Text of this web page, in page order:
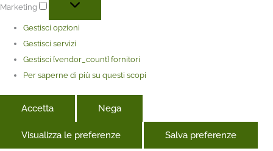
Marketing
Gestisci opzioni
Gestisci servizi
Gestisci {vendor_count} fornitori
Per saperne di più su questi scopi
Accetta Nega
Visualizza le preferenze Salva preferenze